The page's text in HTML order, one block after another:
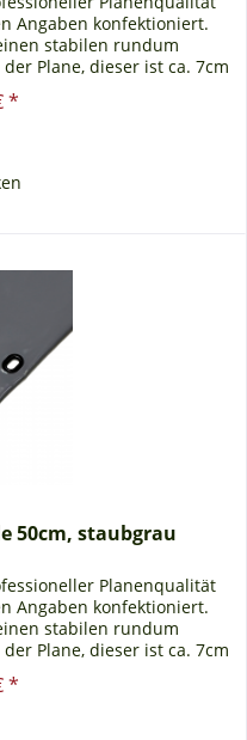
Angaben konfektioniert.
stabilen rundum
Plane, dieser ist ca. 7cm
*
50cm, staubgrau
Planenqualität
Angaben konfektioniert.
stabilen rundum
Plane, dieser ist ca. 7cm
*